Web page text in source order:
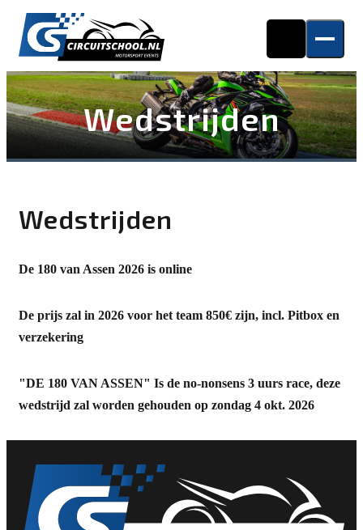
Wedstrijden
Wedstrijden
De 180 van Assen 2026 is online
De prijs zal in 2026 voor het team 850€ zijn, incl. Pitbox en
verzekering
"DE 180 VAN ASSEN" Is de no-nonsens 3 uurs race, deze
wedstrijd zal worden gehouden op zondag 4 okt. 2026